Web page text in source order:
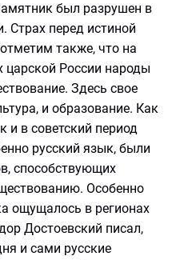
был разрушен в
Страх перед истиной
также, что на
царской России народы
Здесь свое
и образование. Как
и в советский период
русский язык, были
способствующих
Особенно
ощущалось в регионах
Достоевский писал,
и сами русские